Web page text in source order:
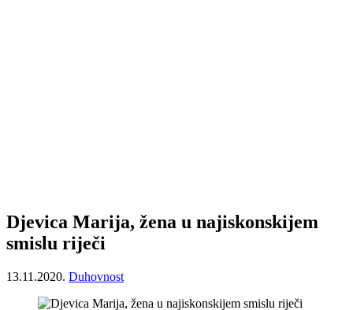
Djevica Marija, žena u najiskonskijem
smislu riječi
13.11.2020. Duhovnost